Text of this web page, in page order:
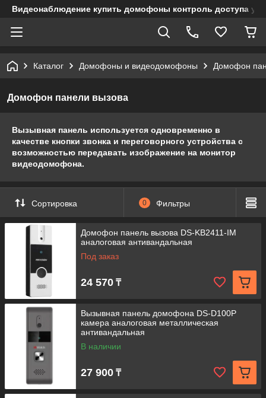
Видеонаблюдение купить домофоны контроль доступа
Каталог Домофоны и видеодомофоны Домофон
Домофон панели вызова
Вызывная панель используется одновременно в
качестве кнопки звонка и переговорного устройства с
возможностью передавать изображение на монитор
видеодомофона.
Сортировка 0 Фильтры
Домофон панель вызова DS-KB2411-IM
аналоговая антивандальная
Под заказ
24 570 ₸
Вызывная панель домофона DS-D100P
камера аналоговая металлическая
антивандальная
В наличии
27 900 ₸